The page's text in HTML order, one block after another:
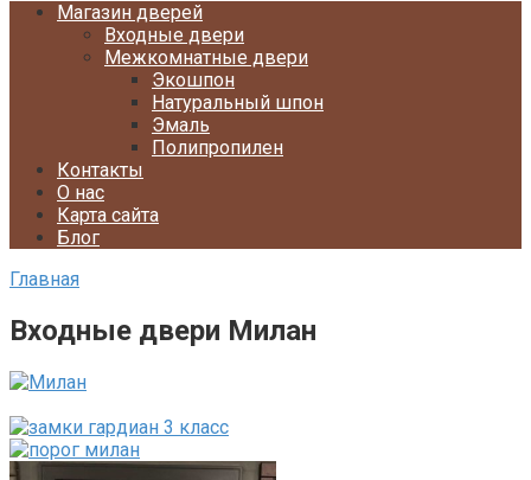
Магазин дверей
Входные двери
Межкомнатные двери
Экошпон
Натуральный шпон
Эмаль
Полипропилен
Контакты
О нас
Карта сайта
Блог
Главная
Входные двери Милан